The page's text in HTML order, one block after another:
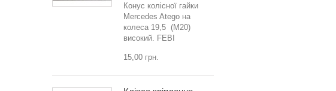
Конус колісної гайки
Mercedes Atego на
колеса 19,5 (M20)
високий. FEBI
15,00 грн.